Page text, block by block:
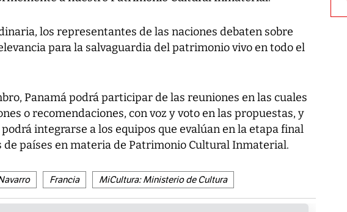
los representantes de las naciones debaten sobre
para la salvaguardia del patrimonio vivo en todo el
Panamá podrá participar de las reuniones en las cuales
o recomendaciones, con voz y voto en las propuestas, y
integrarse a los equipos que evalúan en la etapa final
de países en materia de Patrimonio Cultural Inmaterial.
Francia MiCultura: Ministerio de Cultura